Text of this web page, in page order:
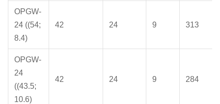
OPGW-
24 ((54;
8.4)
42 24 9 313
OPGW-
24
((43.5;
10.6)
42 24 9 284